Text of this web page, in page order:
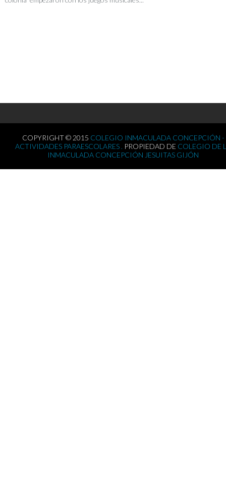
COPYRIGHT © 2015 COLEGIO INMACULADA CONCEPCIÓN -
ACTIVIDADES PARAESCOLARES . PROPIEDAD DE COLEGIO DE
INMACULADA CONCEPCIÓN JESUITAS GIJÓN